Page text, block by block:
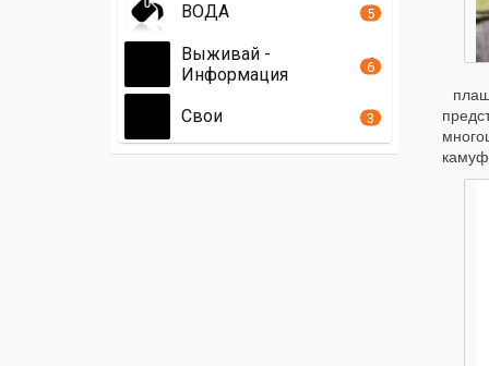
ВОДА 5
Выживай -
Информация
6
Свои 3